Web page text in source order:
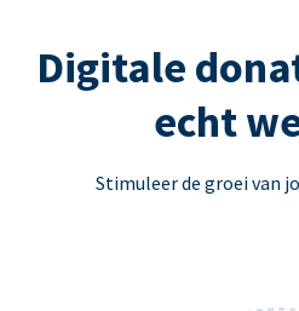
Digitale
echt
Stimuleer de groei van